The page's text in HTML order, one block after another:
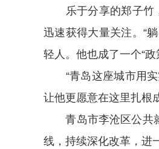
乐于分享的郑子竹，
迅速获得大量关注。“
轻人。他也成了一个“
“青岛这座城市用实
让他更愿意在这里扎根
青岛市李沧区公共就
线，持续深化改革，进